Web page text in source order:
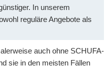
In unserem
reguläre Angebote als
auch ohne SCHUFA-
sie in den meisten Fällen